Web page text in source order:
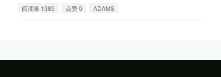
阅读量 1389 点赞 0 ADAMS